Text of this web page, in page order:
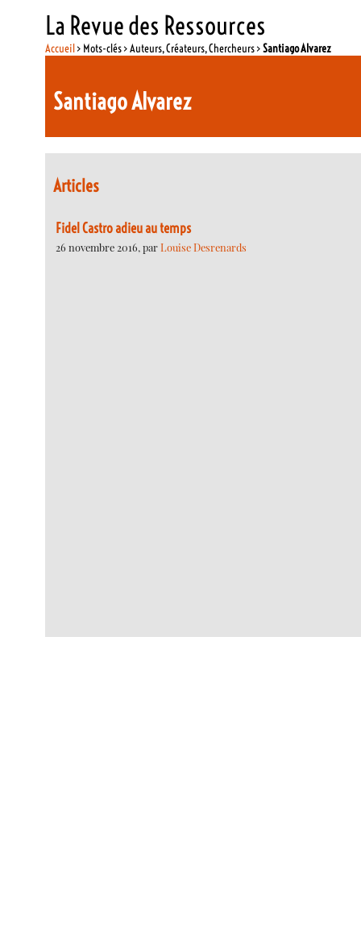
La Revue des Ressources
Accueil> Mots-clés > Auteurs, Créateurs, Chercheurs >Santiago Alvarez
Santiago Alvarez
Articles
Fidel Castro adieu au temps
26 novembre 2016, parLouise Desrenards